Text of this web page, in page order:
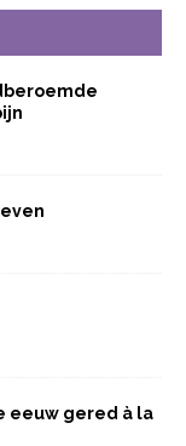
eeuw gered à la